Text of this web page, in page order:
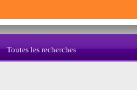
Toutes les recherches